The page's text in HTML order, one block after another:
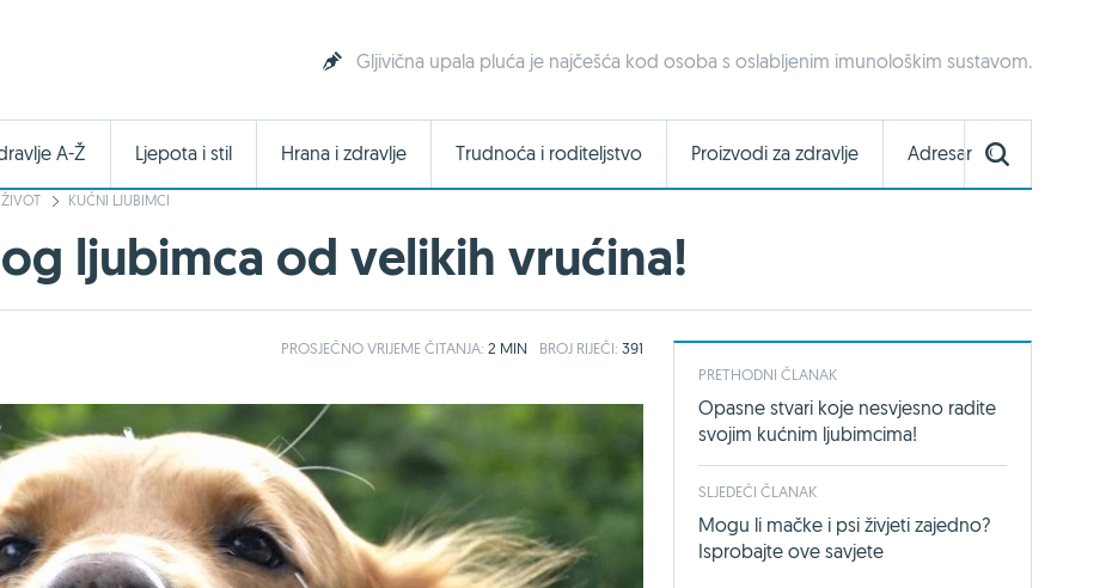
Gljivična upala pluća je najčešća kod osoba s oslabljenim imunološkim sustavom.
A-Ž Ljepota i stil Hrana i zdravlje Trudnoća i roditeljstvo Proizvodi za zdravlje Adresar
KUĆNI LJUBIMCI
ljubimca od velikih vrućina!
PROSJEČNOVRIJEME ČITANJA: 2 MIN BROJ RIJEČI: 391
PRETHODNI ČLANAK
Opasne stvari koje nesvjesno radite
svojim kućnim ljubimcima!
SLJEDEĆI ČLANAK
Mogu li mačke i psi živjeti zajedno?
Isprobajte ove savjete